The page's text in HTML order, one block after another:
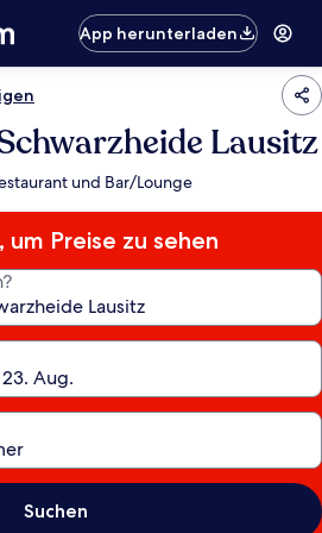
App herunterladen
Lausitz
und Bar/Lounge
Preise zu sehen
Suchen